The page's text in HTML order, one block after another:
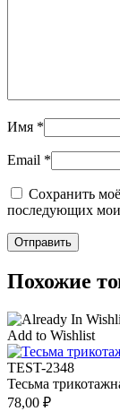
Имя *
Email *
Сохранить
последующих
Похожие
Add to Wishlist
TEST-2348
Тесьма
78,00 ₽